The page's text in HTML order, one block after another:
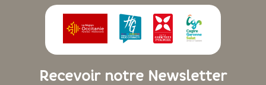
Recevoir notre Newsletter